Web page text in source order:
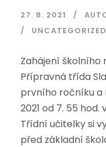
27. 8. 2021
UNCATEGORIZED
Zahájení školního
Přípravná třída
prvního ročníku a
2021 od 7. 55
Třídní učitelky si
před základní